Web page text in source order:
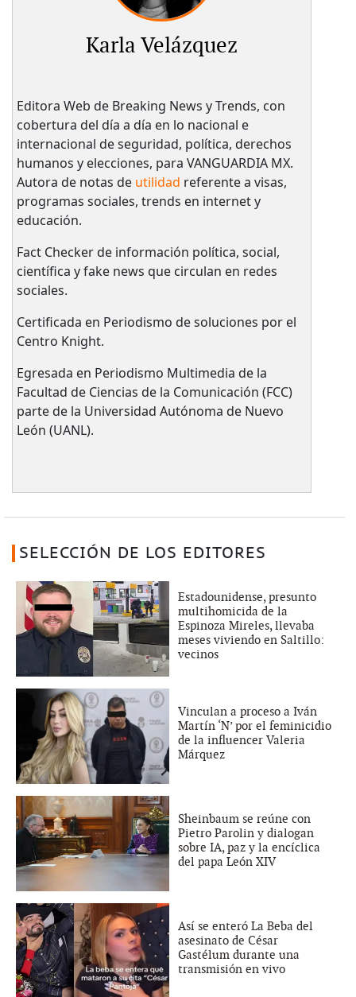
Karla Velázquez
Editora Web de Breaking News y Trends, con
cobertura del día a día en lo nacional e
internacional de seguridad, política, derechos
humanos y elecciones, para VANGUARDIA MX.
Autora de notas de utilidad referente a visas,
programas sociales, trends en internet y
educación.
Fact Checker de información política, social,
científica y fake news que circulan en redes
sociales.
Certificada en Periodismo de soluciones por el
Centro Knight.
Egresada en Periodismo Multimedia de la
Facultad de Ciencias de la Comunicación (FCC)
parte de la Universidad Autónoma de Nuevo
León (UANL).
SELECCIÓN DE LOS EDITORES
Estadounidense, presunto
multihomicida de la
Espinoza Mireles, llevaba
meses viviendo en Saltillo:
vecinos
Vinculan a proceso a Iván
Martín ‘N’ por el feminicidio
de la influencer Valeria
Márquez
Sheinbaum se reúne con
Pietro Parolin y dialogan
sobre IA, paz y la encíclica
del papa León XIV
Así se enteró La Beba del
asesinato de César
Gastélum durante una
transmisión en vivo